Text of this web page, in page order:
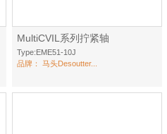
MultiCVIL系列拧紧轴
Type:EME51-10J
品牌：马头Desoutter...